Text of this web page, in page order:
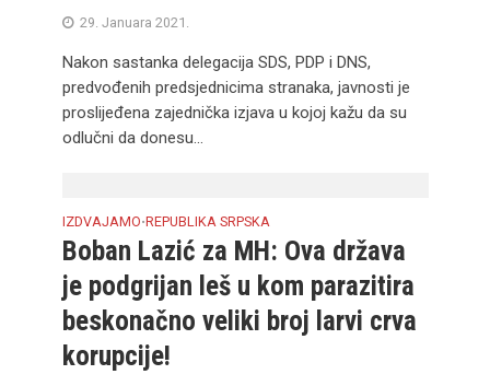
29. Januara 2021.
Nakon sastanka delegacija SDS, PDP i DNS,
predvođenih predsjednicima stranaka, javnosti je
proslijeđena zajednička izjava u kojoj kažu da su
odlučni da donesu...
IZDVAJAMO•REPUBLIKA SRPSKA
Boban Lazić za MH: Ova država
je podgrijan leš u kom parazitira
beskonačno veliki broj larvi crva
korupcije!